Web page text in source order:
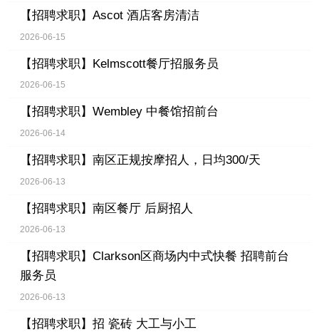
【招聘求职】 Ascot 酒店客房清洁
2026-06-15
【招聘求职】 Kelmscott餐厅招服务员
2026-06-15
【招聘求职】 Wembley 中餐馆招前台
2026-06-14
【招聘求职】 南区正规按摩招人，日均300/天
2026-06-13
【招聘求职】 南区餐厅 后厨招人
2026-06-13
【招聘求职】 Clarkson区商场内中式快餐 招聘前台
服务员
2026-06-13
【招聘求职】 招 瓷砖 大工与小工